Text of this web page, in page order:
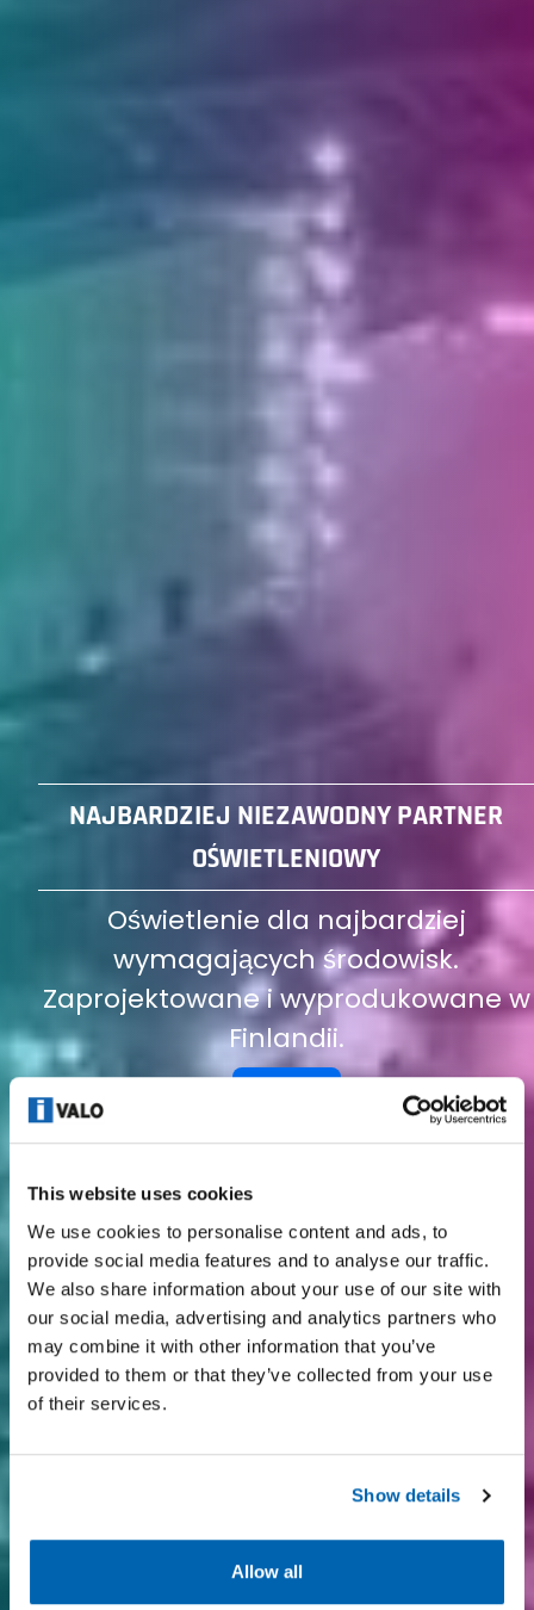
This website uses cookies
We use cookies to personalise content and ads, to
provide social media features and to analyse our traffic.
We also share information about your use of our site with
our social media, advertising and analytics partners who
may combine it with other information that you’ve
provided to them or that they’ve collected from your use
of their services.
Show details
Allow all
NAJBARDZIEJ NIEZAWODNY PARTNER
OŚWIETLENIOWY
Oświetlenie dla najbardziej
wymagających środowisk.
Zaprojektowane i wyprodukowane w
Finlandii.